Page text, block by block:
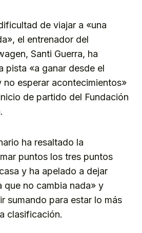
de viajar a «una
el entrenador del
Santi Guerra, ha
pista «a ganar desde el
no esperar acontecimientos»
de partido del Fundación
ha resaltado la
puntos los tres puntos
y ha apelado a dejar
que no cambia nada» y
sumando para estar lo más
clasificación.